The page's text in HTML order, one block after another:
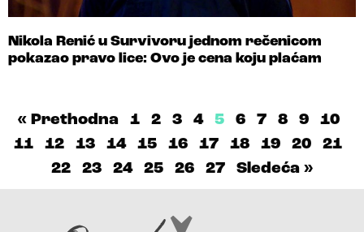
Nikola Renić u Survivoru jednom rečenicom
pokazao pravo lice: Ovo je cena koju plaćam
« Prethodna 1 2 3 4 5 6 7 8 9
10
11
12 13 14 15 16 17 18 19 20
21
22
23 24 25 26 27 Sledeća »